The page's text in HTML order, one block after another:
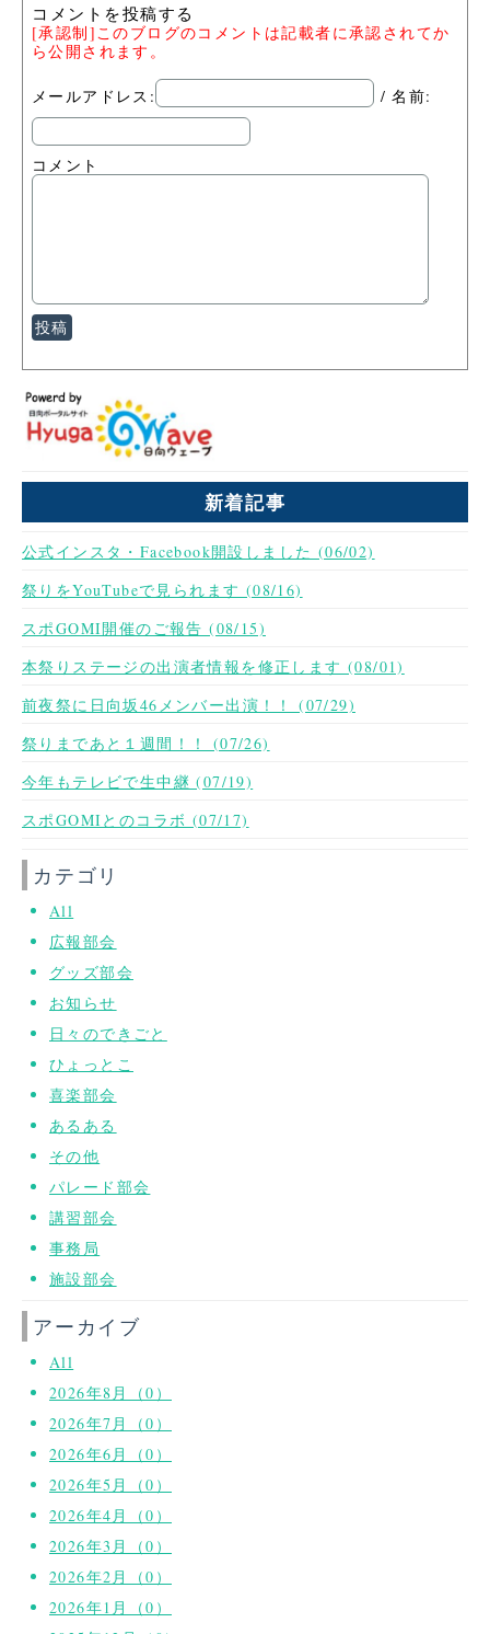
コメントを投稿する
[承認制]このブログのコメントは記載者に承認されてか
ら公開されます。
メールアドレス: / 名前:
コメント
新着記事
公式インスタ・Facebook開設しました (06/02)
祭りをYouTubeで見られます (08/16)
スポGOMI開催のご報告 (08/15)
本祭りステージの出演者情報を修正します (08/01)
前夜祭に日向坂46メンバー出演！！ (07/29)
祭りまであと１週間！！ (07/26)
今年もテレビで生中継 (07/19)
スポGOMIとのコラボ (07/17)
カテゴリ
All
広報部会
グッズ部会
お知らせ
日々のできごと
ひょっとこ
喜楽部会
あるある
その他
パレード部会
講習部会
事務局
施設部会
アーカイブ
All
2026年8月（0）
2026年7月（0）
2026年6月（0）
2026年5月（0）
2026年4月（0）
2026年3月（0）
2026年2月（0）
2026年1月（0）